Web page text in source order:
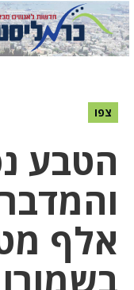
צפו
הטבע
אלף